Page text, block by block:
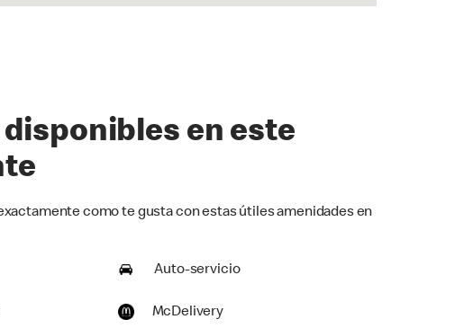
en este
como te gusta con estas útiles amenidades en
Auto-servicio
McDelivery